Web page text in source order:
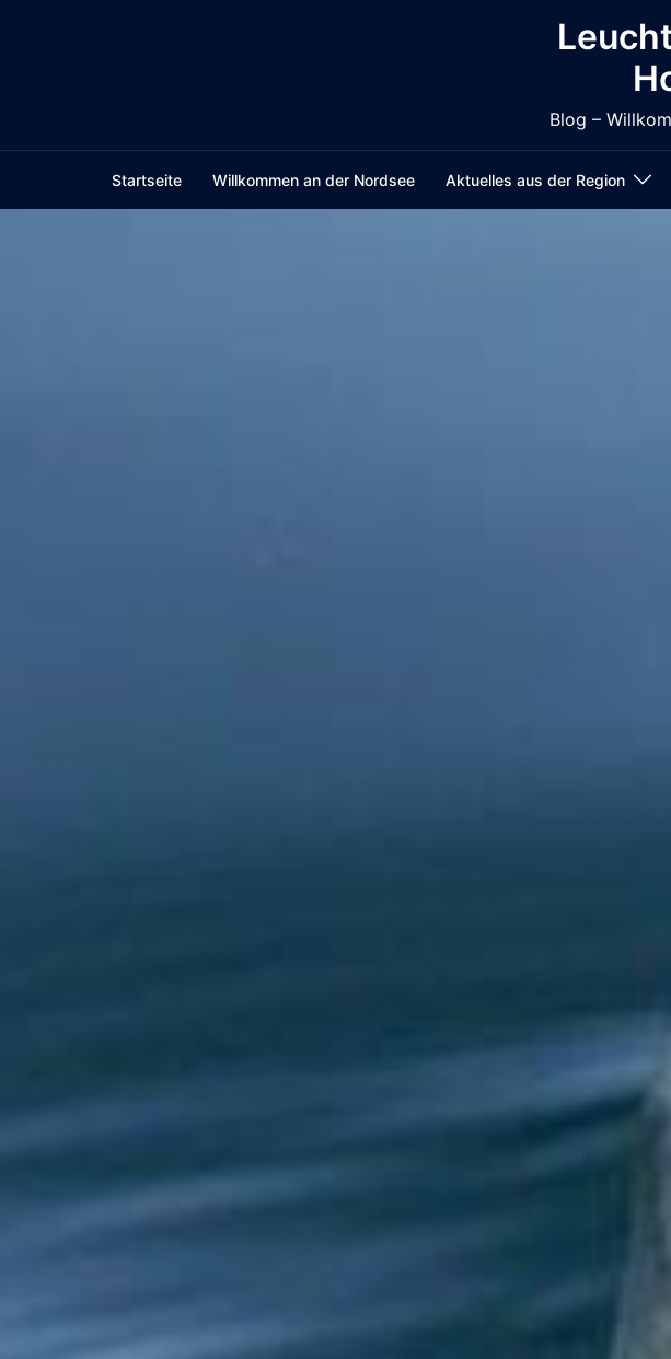
Blog –
Startseite Willkommen an der Nordsee Aktuelles aus der Region